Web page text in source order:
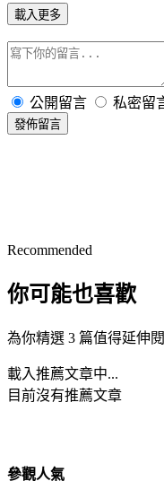
載入更多
公開留言 私密留
發佈留言
Recommended
你可能也喜歡
為你精選 3 篇值得延伸
載入推薦文章中...
目前沒有推薦文章
參觀人氣